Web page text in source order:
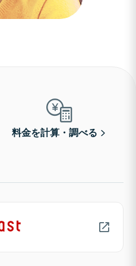
料金を計算・調べる